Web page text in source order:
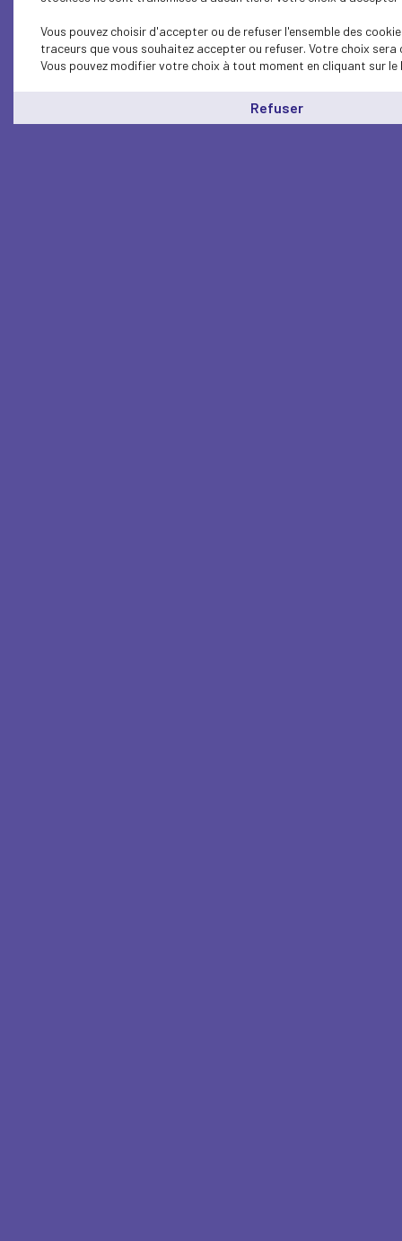
Vous pouvez choisir d'accepter ou de refuser l'ensemble des
traceurs que vous souhaitez accepter ou refuser. Votre choix
Vous pouvez modifier votre choix à tout moment en cliquant sur le
Refuser